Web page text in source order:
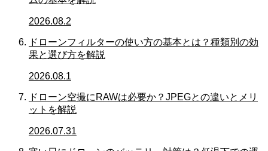
2026.08.2
ドローンフィルターの使い方の基本とは？種類別の効
果と選び方を解説
2026.08.1
ドローン空撮にRAWは必要か？JPEGとの違いとメリ
ットを解説
2026.07.31